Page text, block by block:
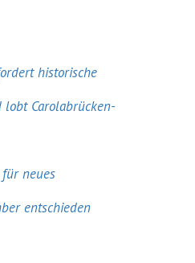
historische
Carolabrücken-
neues
entschieden